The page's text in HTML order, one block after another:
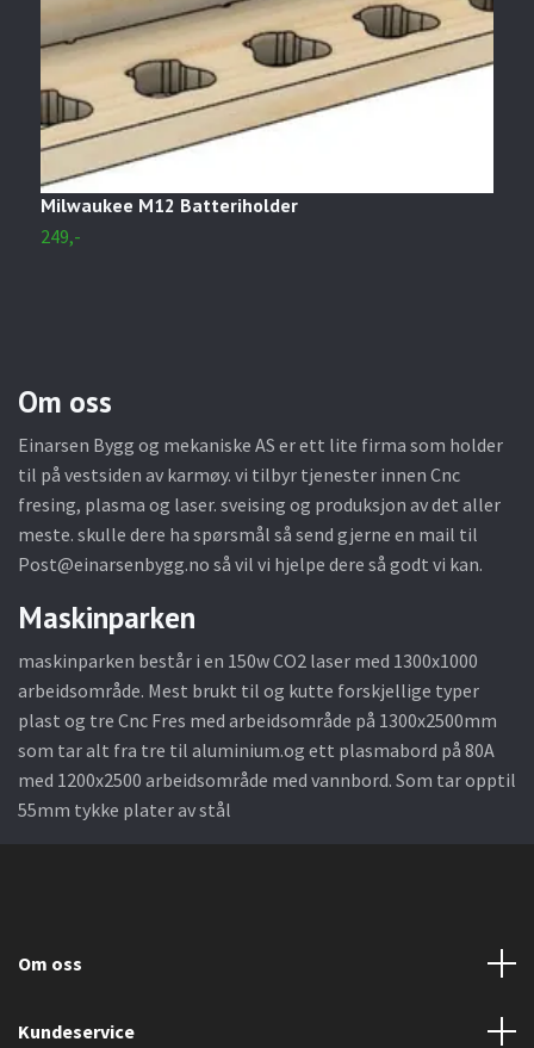
Om oss
Einarsen Bygg og mekaniske AS er ett lite firma som holder
til på vestsiden av karmøy. vi tilbyr tjenester innen Cnc
fresing, plasma og laser. sveising og produksjon av det aller
meste. skulle dere ha spørsmål så send gjerne en mail til
Post@einarsenbygg.no så vil vi hjelpe dere så godt vi kan.
Maskinparken
maskinparken består i en 150w CO2 laser med 1300x1000
arbeidsområde. Mest brukt til og kutte forskjellige typer
plast og tre Cnc Fres med arbeidsområde på 1300x2500mm
som tar alt fra tre til aluminium.og ett plasmabord på 80A
med 1200x2500 arbeidsområde med vannbord. Som tar opptil
55mm tykke plater av stål
Milwaukee M12 Batteriholder
249,-
Om oss
Kundeservice